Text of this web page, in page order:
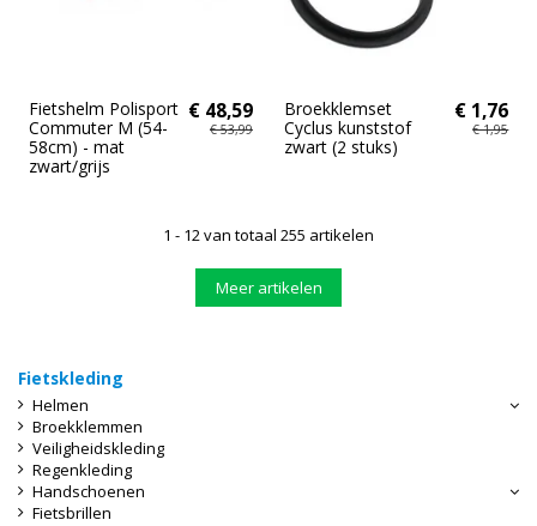
Fietshelm Polisport
Commuter M (54-
58cm) - mat
zwart/grijs
€ 48,59
€ 53,99
Broekklemset
Cyclus kunststof
zwart (2 stuks)
€ 1,76
€ 1,95
1 - 12 van totaal 255 artikelen
Meer artikelen
Fietskleding
Helmen
Broekklemmen
Veiligheidskleding
Regenkleding
Handschoenen
Fietsbrillen